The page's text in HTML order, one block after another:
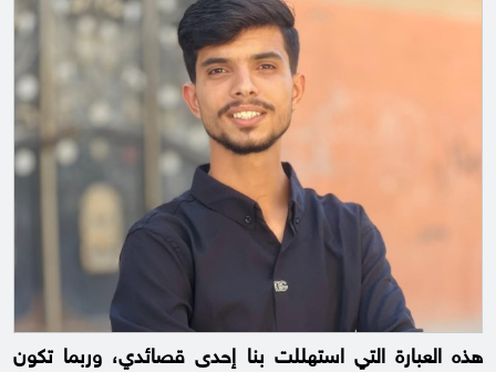
هذه العبارة التي استهللت بنا إحدى قصائدي، وربما تكون